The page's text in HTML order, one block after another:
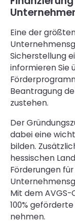
Eine der
Sicherstellung
informieren Sie
Beantragung
zustehen.
Der
dabei eine
bilden.
hessischen
Förderungen
Mit dem AVGS-
100%
nehmen.